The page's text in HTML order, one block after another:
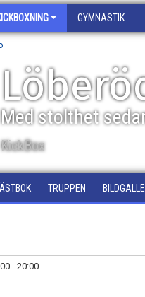
GYMNASTIK
Med stolthet
KickBox
TRUPPEN
- 20:00